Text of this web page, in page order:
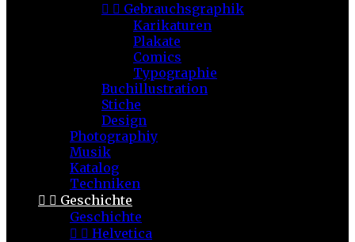
  Gebrauchsgraphik
Karikaturen
Plakate
Comics
Typographie
Buchillustration
Stiche
Design
Photographiy
Musik
Katalog
Techniken
  Geschichte
Geschichte
  Helvetica